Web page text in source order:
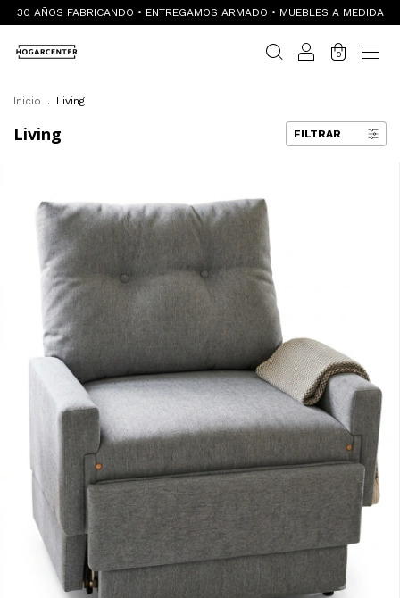
30 AÑOS FABRICANDO • ENTREGAMOS ARMADO • MUEBLES A MEDIDA
0
Inicio . Living
Living FILTRAR